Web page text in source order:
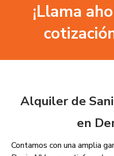
¡Llama
Alquiler de
en
Contamos con una amplia